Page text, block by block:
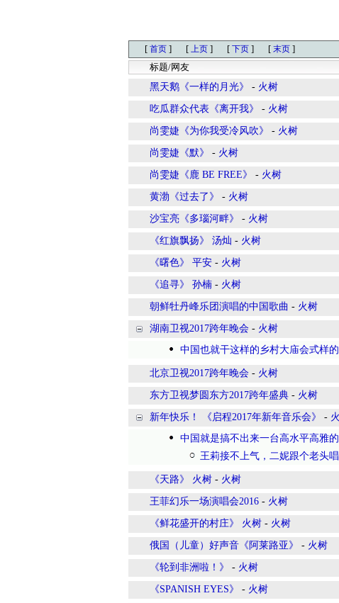
[ 首页 ] [ 上页 ] [ 下页 ] [ 末页 ]
标题/网友
黑天鹅《一样的月光》
- 火树
吃瓜群众代表《离开我》 - 火树
尚雯婕《为你我受冷风吹》 - 火树
尚雯婕《默》 - 火树
尚雯婕《鹿 BE FREE》 - 火树
黄渤《过去了》 - 火树
沙宝亮《多瑙河畔》 - 火树
《红旗飘扬》 汤灿 - 火树
《曙色》 平安 - 火树
《追寻》 孙楠 - 火树
朝鲜牡丹峰乐团演唱的中国歌曲 - 火树
湖南卫视2017跨年晚会 - 火树
中国也就干这样的乡村大庙会式样
北京卫视2017跨年晚会 - 火树
东方卫视梦圆东方2017跨年盛典 - 火树
新年快乐！ 《启程2017年新年音乐会》 -
中国就是搞不出来一台高水平高雅
王莉接不上气，二妮跟个老头
《天路》 火树 - 火树
王菲幻乐一场演唱会2016 - 火树
《鲜花盛开的村庄》 火树 - 火树
俄国（儿童）好声音《阿莱路亚》 - 火树
《轮到非洲啦！》 - 火树
《SPANISH EYES》 - 火树